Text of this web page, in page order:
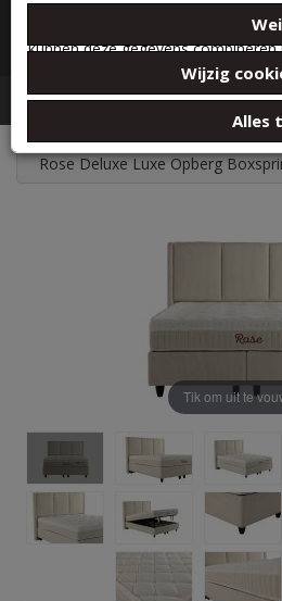
0 product(en)
Categories
Rose Deluxe Luxe Opberg
Tik om uit te
onze partners voor social media,
kunnen deze gegevens
heeft verstrekt of die ze hebben
Wijzig
Alles